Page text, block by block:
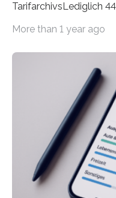
TarifarchivsLediglich
tarifgebundenen
Unterkünfte fast
viele Beschäftigte ist
Juli ausgezahlte
sich den
können. Allerdings
einmal die Hälfte aller
Privatwirtschaft
More than 1 year ago